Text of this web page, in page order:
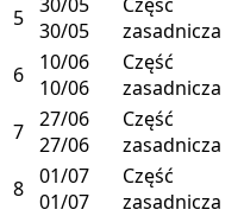
5 30/05
zasadnicza
6
10/06
10/06
Część
zasadnicza
7 27/06
27/06
Część
zasadnicza
8 01/07
01/07
Część
zasadnicza